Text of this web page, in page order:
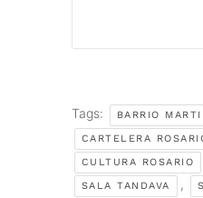
Tags: BARRIO
CARTELERA
CULTURA ROSARIO
SALA TANDAVA ,